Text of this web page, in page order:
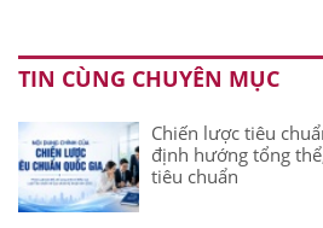
TIN CÙNG CHUYÊN MỤC
Chiến lược tiêu
định hướng tổng
tiêu chuẩn